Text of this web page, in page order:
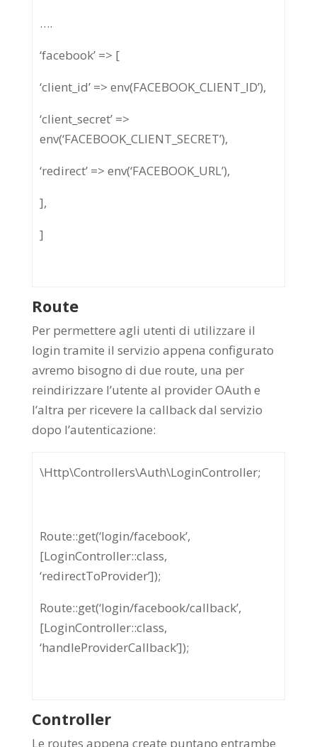
….
‘facebook’ => [
‘client_id’ => env(FACEBOOK_CLIENT_ID’),
‘client_secret’ =>
env(‘FACEBOOK_CLIENT_SECRET’),
‘redirect’ => env(‘FACEBOOK_URL’),
],
]
Route
Per permettere agli utenti di utilizzare il
login tramite il servizio appena configurato
avremo bisogno di due route, una per
reindirizzare l’utente al provider OAuth e
l’altra per ricevere la callback dal servizio
dopo l’autenticazione:
\Http\Controllers\Auth\LoginController;
Route::get(‘login/facebook’,
[LoginController::class,
‘redirectToProvider’]);
Route::get(‘login/facebook/callback’,
[LoginController::class,
‘handleProviderCallback’]);
Controller
Le routes appena create puntano entrambe